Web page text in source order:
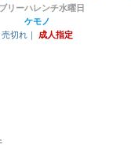
リーハレンチ水曜日
ケモノ
売切れ｜
成人指定